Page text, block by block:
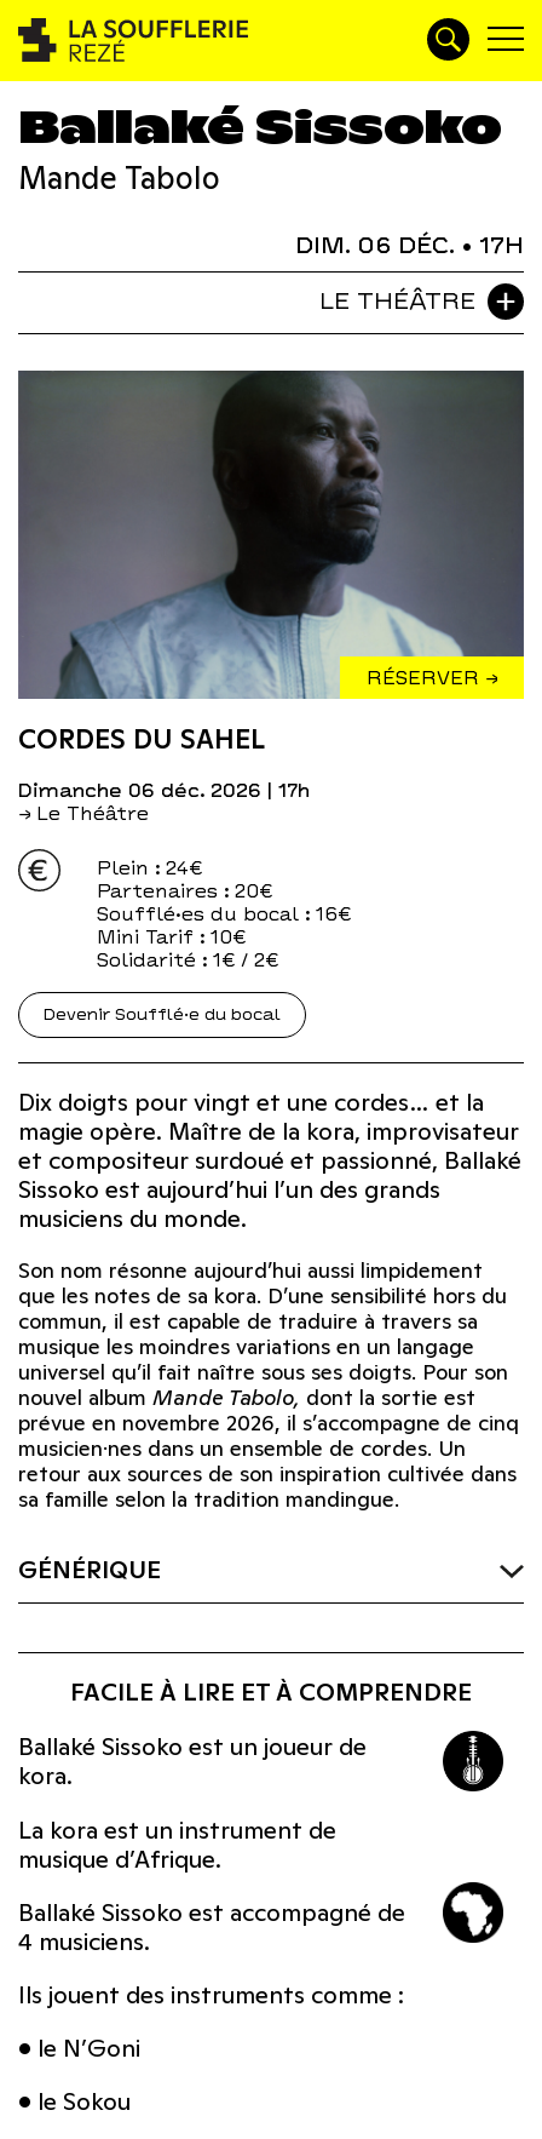
Ballaké Sissoko
Mande Tabolo
DIM. 06 DÉC. • 17H
LE THÉÂTRE
RÉSERVER →
CORDES DU SAHEL
dimanche 06 déc. 2026 | 17h
→ Le Théâtre
Plein : 24€
Partenaires : 20€
Soufflé·es du bocal : 16€
Mini Tarif : 10€
Solidarité : 1€ / 2€
Devenir Soufflé·e du bocal
Dix doigts pour vingt et une cordes… et la
magie opère. Maître de la kora, improvisateur
et compositeur surdoué et passionné, Ballaké
Sissoko est aujourd’hui l’un des grands
musiciens du monde.
Son nom résonne aujourd’hui aussi limpidement
que les notes de sa kora. D’une sensibilité hors du
commun, il est capable de traduire à travers sa
musique les moindres variations en un langage
universel qu’il fait naître sous ses doigts. Pour son
nouvel album Mande Tabolo, dont la sortie est
prévue en novembre 2026, il s’accompagne de cinq
musicien·nes dans un ensemble de cordes. Un
retour aux sources de son inspiration cultivée dans
sa famille selon la tradition mandingue.
GÉNÉRIQUE
FACILE À LIRE ET À COMPRENDRE
Ballaké Sissoko est un joueur de
kora.
La kora est un instrument de
musique d’Afrique.
Ballaké Sissoko est accompagné de
4 musiciens.
Ils jouent des instruments comme :
• le N’Goni
• le Sokou